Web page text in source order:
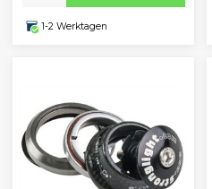
1-2 Werktagen